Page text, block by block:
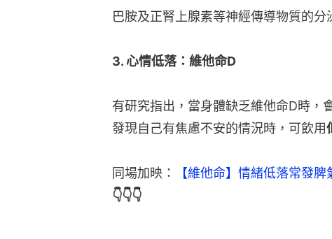
巴胺及正腎上腺素等神經傳導物質的分
3. 心情低落：維他命D
有研究指出，當身體缺乏維他命D時，
發現自己有焦慮不安的情況時，可飲用
同場加映：
【維他命】情緒低落常發
👇👇👇